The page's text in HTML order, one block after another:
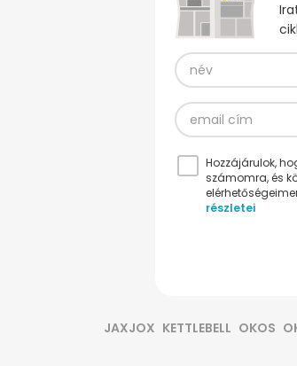
Hozzájárulok,
számomra, és
részletei
JAXJOX KETTLEBELL OKOS